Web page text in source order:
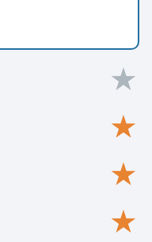
★
★
★
★